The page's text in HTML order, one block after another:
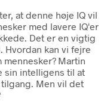
at denne høje IQ vil
med lavere IQ'er
Det er en vigtig
Hvordan kan vi fejre
Martin
sin intelligens til at
Men vil det